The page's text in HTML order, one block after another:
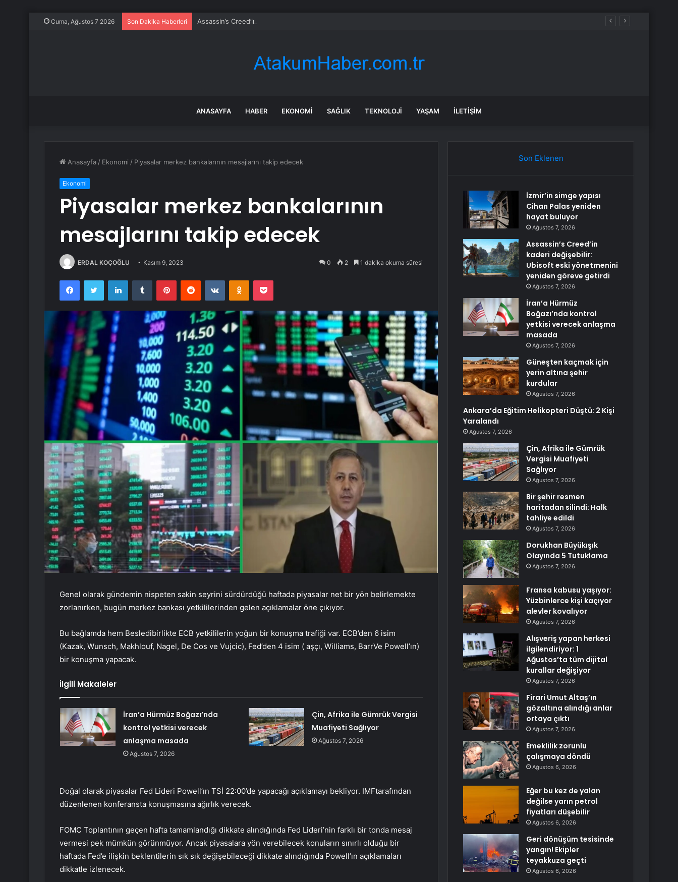
Cuma, Ağustos 7 2026 Son Dakika Haberleri Assassin’s Creed’in kaderi değişebilir: Ubisoft eski yönetmenini yeniden göreve getirdi
ANASAYFA HABER EKONOMI SAĞLIK TEKNOLOJI YAŞAM İLETIŞIM
Anasayfa / Ekonomi / Piyasalar merkez bankalarının mesajlarını takip edecek
Ekonomi
Piyasalar merkez bankalarının
mesajlarını takip edecek
ERDAL KOÇOĞLU Kasım 9, 2023 0 2 1 dakika okuma süresi
FacebookTwitter LinkedInTumblr PinterestReddit VKontakteOdnoklassniki
Pocket
Genel olarak gündemin nispeten sakin seyrini sürdürdüğü haftada piyasalar net bir yön belirlemekte
zorlanırken, bugün merkez bankası yetkililerinden gelen açıklamalar öne çıkıyor.
Bu bağlamda hem Besledibirlikte ECB yetkililerin yoğun bir konuşma trafiği var. ECB’den 6 isim
(Kazak, Wunsch, Makhlouf, Nagel, De Cos ve Vujcic), Fed’den 4 isim ( aşçı, Williams, BarrVe Powell’ın)
bir konuşma yapacak.
İlgili Makaleler
İran’a Hürmüz Boğazı’nda
kontrol yetkisi verecek
anlaşma masada
Ağustos 7, 2026
Çin, Afrika ile Gümrük Vergisi
Muafiyeti Sağlıyor
Ağustos 7, 2026
Doğal olarak piyasalar Fed Lideri Powell’ın TSİ 22:00’de yapacağı açıklamayı bekliyor. IMFtarafından
düzenlenen konferansta konuşmasına ağırlık verecek.
FOMC Toplantının geçen hafta tamamlandığı dikkate alındığında Fed Lideri’nin farklı bir tonda mesaj
vermesi pek mümkün görünmüyor. Ancak piyasalara yön verebilecek konuların sınırlı olduğu bir
haftada Fed’e ilişkin beklentilerin sık sık değişebileceği dikkate alındığında Powell’ın açıklamaları
dikkatle izlenecek.
Son Eklenen
İzmir’in simge yapısı
Cihan Palas yeniden
hayat buluyor
Ağustos 7, 2026
Assassin’s Creed’in
kaderi değişebilir:
Ubisoft eski yönetmenini
yeniden göreve getirdi
Ağustos 7, 2026
İran’a Hürmüz
Boğazı’nda kontrol
yetkisi verecek anlaşma
masada
Ağustos 7, 2026
Güneşten kaçmak için
yerin altına şehir
kurdular
Ağustos 7, 2026
Ankara’da Eğitim Helikopteri Düştü: 2 Kişi
Yaralandı
Ağustos 7, 2026
Çin, Afrika ile Gümrük
Vergisi Muafiyeti
Sağlıyor
Ağustos 7, 2026
Bir şehir resmen
haritadan silindi: Halk
tahliye edildi
Ağustos 7, 2026
Dorukhan Büyükışık
Olayında 5 Tutuklama
Ağustos 7, 2026
Fransa kabusu yaşıyor:
Yüzbinlerce kişi kaçıyor
alevler kovalıyor
Ağustos 7, 2026
Alışveriş yapan herkesi
ilgilendiriyor: 1
Ağustos’ta tüm dijital
kurallar değişiyor
Ağustos 7, 2026
Firari Umut Altaş’ın
gözaltına alındığı anlar
ortaya çıktı
Ağustos 7, 2026
Emeklilik zorunlu
çalışmaya döndü
Ağustos 6, 2026
Eğer bu kez de yalan
değilse yarın petrol
fiyatları düşebilir
Ağustos 6, 2026
Geri dönüşüm tesisinde
yangın! Ekipler
teyakkuza geçti
Ağustos 6, 2026